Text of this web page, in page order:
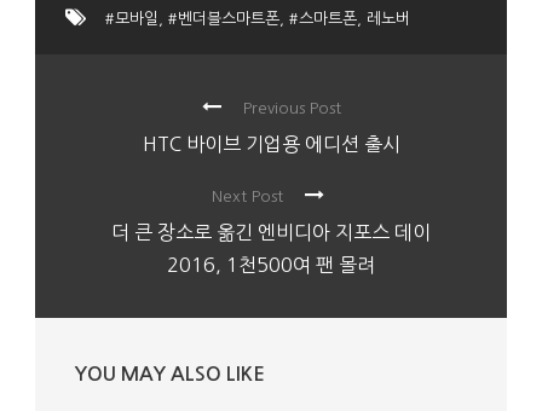
#모바일 #벤더블스마트폰 #스마트폰 레노버
Previous Post
HTC 바이브 기업용 에디션 출시
Next Post
더 큰 장소로 옮긴 엔비디아 지포스 데이
2016, 1천500여 팬 몰려
YOU MAY ALSO LIKE